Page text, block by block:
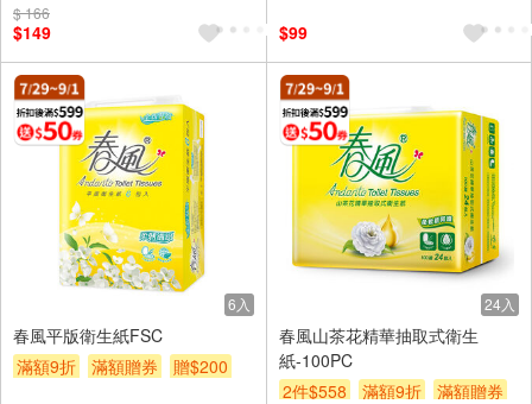
$ 166
$149 $99
6入
春風平版衛生紙FSC
滿額9折
滿額贈券 贈$200
24入
春風山茶花精華抽取式衛生
紙-100PC
2件$558
滿額9折
滿額贈券